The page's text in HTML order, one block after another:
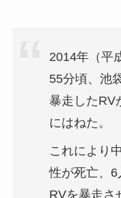
2014年（平
55分頃、池
暴走したRV
にはねた。
これにより
性が死亡、6
RVを暴走さ